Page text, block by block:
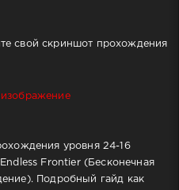
свой скриншот прохождения
уровня 24-16
Frontier (Бесконечная
Подробный гайд как